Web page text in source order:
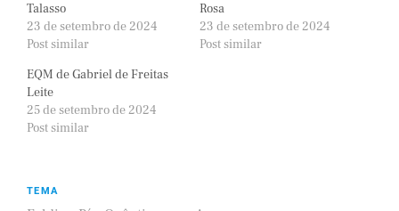
Talasso
23 de setembro de 2024
Post similar
Rosa
23 de setembro de 2024
Post similar
EQM de Gabriel de Freitas
Leite
25 de setembro de 2024
Post similar
TEMA